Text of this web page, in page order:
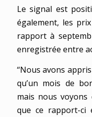
Le signal est
également, les
rapport à
enregistrée entre
“Nous avons
qu’un mois de
mais nous
que ce rapport-ci